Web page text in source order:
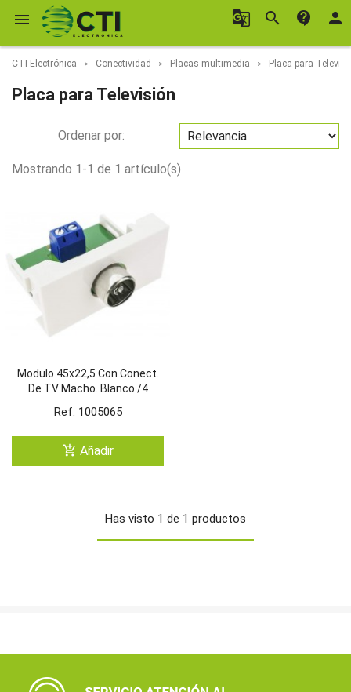
 g_translate search contact_support person
CTI Electrónica Conectividad Placas multimedia Placa para
Placa para Televisión
Ordenar por:
Mostrando 1-1 de 1 artículo(s)
Modulo 45x22,5 Con Conect.
De TV Macho. Blanco /4
Ref: 1005065
add_shopping_cart Añadir
Has visto 1 de 1 productos